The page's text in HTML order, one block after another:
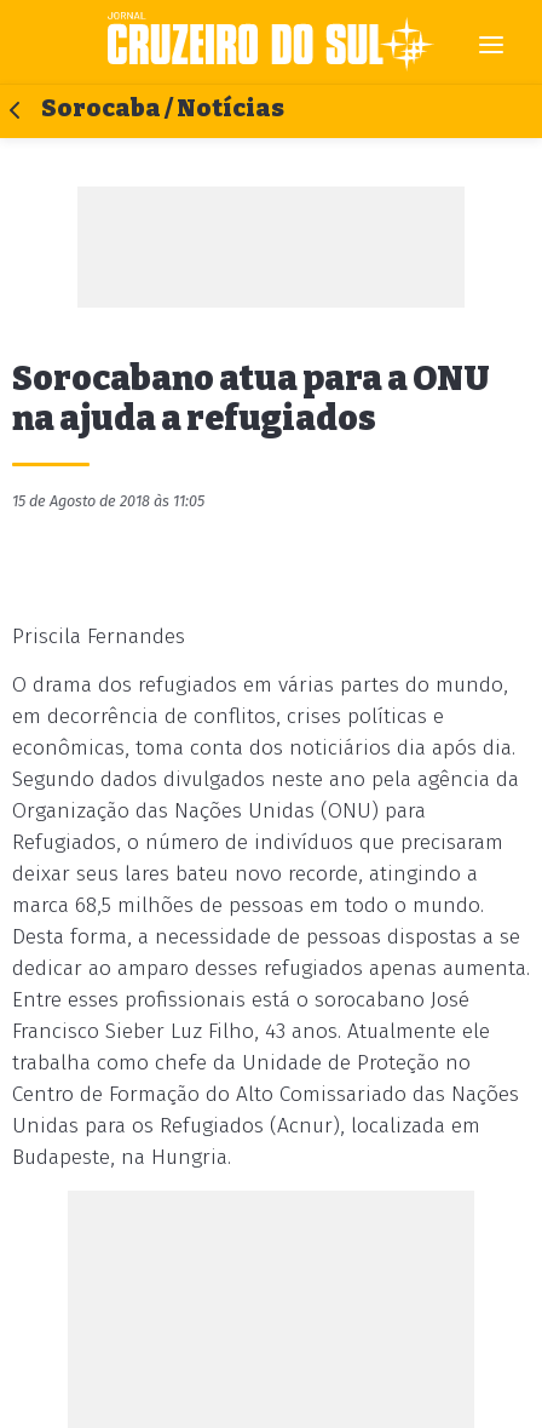
Sorocaba / Notícias
Sorocabano atua para a ONU
na ajuda a refugiados
15 de Agosto de 2018 às 11:05
Priscila Fernandes
O drama dos refugiados em várias partes do mundo,
em decorrência de conflitos, crises políticas e
econômicas, toma conta dos noticiários dia após dia.
Segundo dados divulgados neste ano pela agência da
Organização das Nações Unidas (ONU) para
Refugiados, o número de indivíduos que precisaram
deixar seus lares bateu novo recorde, atingindo a
marca 68,5 milhões de pessoas em todo o mundo.
Desta forma, a necessidade de pessoas dispostas a se
dedicar ao amparo desses refugiados apenas aumenta.
Entre esses profissionais está o sorocabano José
Francisco Sieber Luz Filho, 43 anos. Atualmente ele
trabalha como chefe da Unidade de Proteção no
Centro de Formação do Alto Comissariado das Nações
Unidas para os Refugiados (Acnur), localizada em
Budapeste, na Hungria.